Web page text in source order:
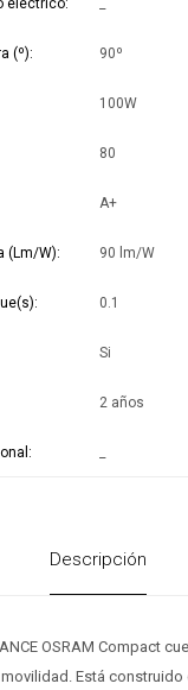
eléctrico
(º) 90º
100W
80
A+
(Lm/W) 90 lm/W
0.1
Si
2 años
Descripción
OSRAM Compact
Está construido